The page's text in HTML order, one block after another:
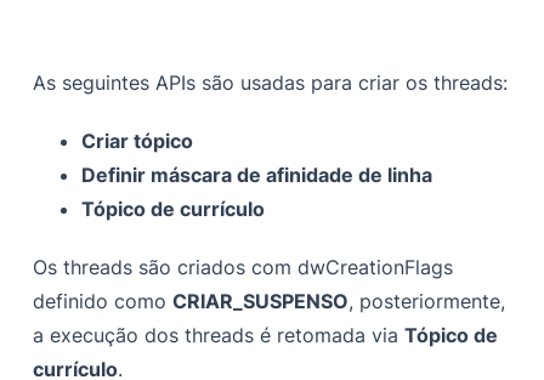
As seguintes APIs são usadas para criar os threads:
Criar tópico
Definir máscara de afinidade de linha
Tópico de currículo
Os threads são criados com dwCreationFlags
definido comoCRIAR_SUSPENSO, posteriormente,
a execução dos threads é retomada viaTópico de
currículo.